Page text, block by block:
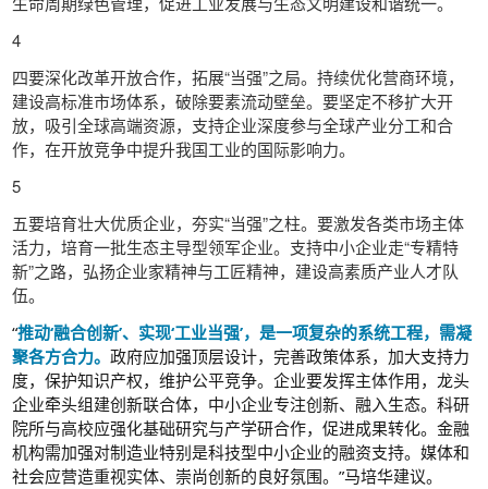
4
四要深化改革开放合作，拓展“当强”之局。持续优化营商环境，
建设高标准市场体系，破除要素流动壁垒。要坚定不移扩大开
放，吸引全球高端资源，支持企业深度参与全球产业分工和合
作，在开放竞争中提升我国工业的国际影响力。
5
五要培育壮大优质企业，夯实“当强”之柱。要激发各类市场主体
活力，培育一批生态主导型领军企业。支持中小企业走“专精特
新”之路，弘扬企业家精神与工匠精神，建设高素质产业人才队
伍。
“推动‘融合创新’、实现‘工业当强’，是一项复杂的系统工程，需凝
聚各方合力。政府应加强顶层设计，完善政策体系，加大支持力
度，保护知识产权，维护公平竞争。企业要发挥主体作用，龙头
企业牵头组建创新联合体，中小企业专注创新、融入生态。科研
院所与高校应强化基础研究与产学研合作，促进成果转化。金融
机构需加强对制造业特别是科技型中小企业的融资支持。媒体和
社会应营造重视实体、崇尚创新的良好氛围。”马培华建议。